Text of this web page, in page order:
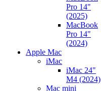
Pro 14"
(2025)
MacBook
Pro 14"
(2024)
Apple Mac
iMac
iMac 24"
M4 (2024)
Mac mini